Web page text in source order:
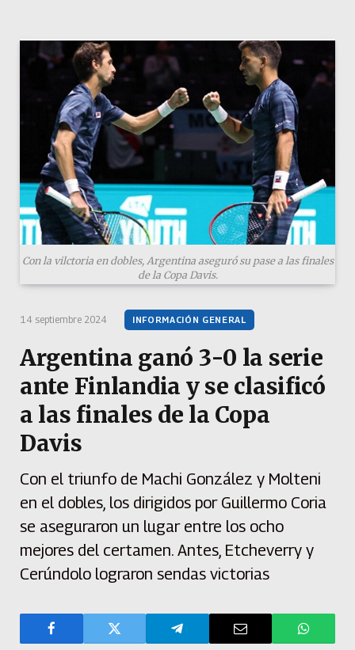
14 septiembre 2024 INFORMACIÓN GENERAL
Argentina ganó 3-0 la serie
ante Finlandia y se clasificó
a las finales de la Copa
Davis
Con el triunfo de Machi González y Molteni
en el dobles, los dirigidos por Guillermo Coria
se aseguraron un lugar entre los ocho
mejores del certamen. Antes, Etcheverry y
Cerúndolo lograron sendas victorias
Con la vilctoria en dobles, Argentina aseguró su pase a las finales
de la Copa Davis.